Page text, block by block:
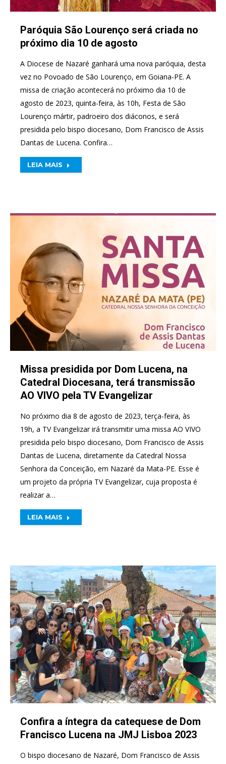
Paróquia São Lourenço será criada no
próximo dia 10 de agosto
A Diocese de Nazaré ganhará uma nova paróquia, desta
vez no Povoado de São Lourenço, em Goiana-PE. A
missa de criação acontecerá no próximo dia 10 de
agosto de 2023, quinta-feira, às 10h, Festa de São
Lourenço mártir, padroeiro dos diáconos, e será
presidida pelo bispo diocesano, Dom Francisco de Assis
Dantas de Lucena. Confira…
LEIA MAIS
Missa presidida por Dom Lucena, na
Catedral Diocesana, terá transmissão
AO VIVO pela TV Evangelizar
No próximo dia 8 de agosto de 2023, terça-feira, às
19h, a TV Evangelizar irá transmitir uma missa AO VIVO
presidida pelo bispo diocesano, Dom Francisco de Assis
Dantas de Lucena, diretamente da Catedral Nossa
Senhora da Conceição, em Nazaré da Mata-PE. Esse é
um projeto da própria TV Evangelizar, cuja proposta é
realizar a…
LEIA MAIS
Confira a íntegra da catequese de Dom
Francisco Lucena na JMJ Lisboa 2023
O bispo diocesano de Nazaré, Dom Francisco de Assis